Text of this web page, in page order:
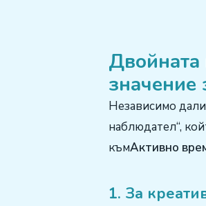
Двойната
значение
Независимо
наблюдател“,
къмАктивно
1. За